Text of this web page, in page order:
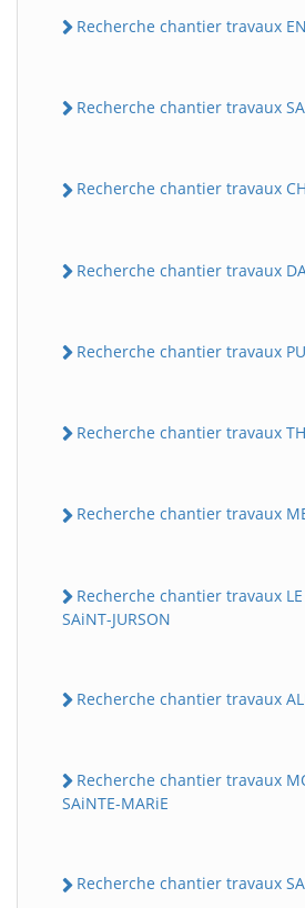
Recherche chantier travaux
Recherche chantier travaux
Recherche chantier travaux
Recherche chantier travaux
Recherche chantier travaux
Recherche chantier travaux
Recherche chantier travaux
Recherche chantier travaux LE
SAiNT-JURSON
Recherche chantier travaux
Recherche chantier travaux
SAiNTE-MARiE
Recherche chantier travaux